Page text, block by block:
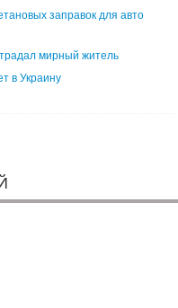
заправок для авто
мирный житель
в Украину